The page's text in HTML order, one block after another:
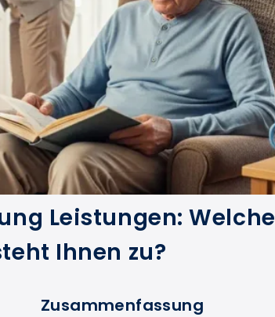
Leistungen: Welche
Ihnen zu?
Zusammenfassung